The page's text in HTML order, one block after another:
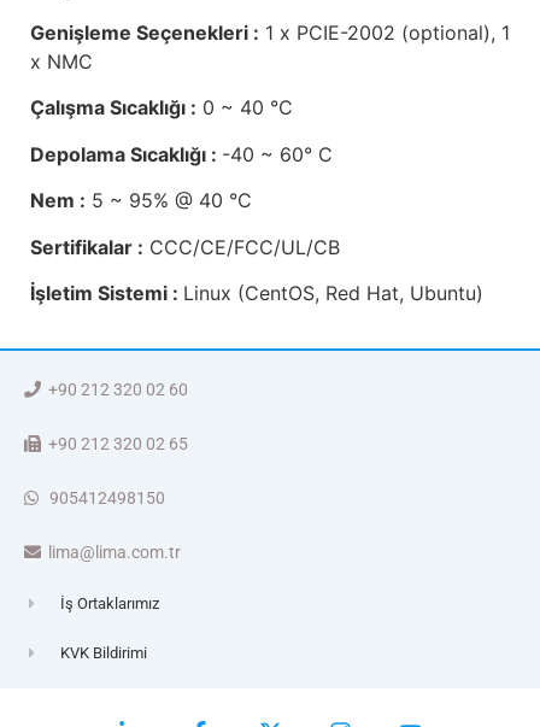
Genişleme Seçenekleri : 1 x PCIE-2002 (optional), 1
x NMC
Çalışma Sıcaklığı : 0 ~ 40 °C
Depolama Sıcaklığı : -40 ~ 60° C
Nem : 5 ~ 95% @ 40 °C
Sertifikalar : CCC/CE/FCC/UL/CB
İşletim Sistemi : Linux (CentOS, Red Hat, Ubuntu)
+90 212 320 02 60
+90 212 320 02 65
905412498150
lima@lima.com.tr
İş Ortaklarımız
KVK Bildirimi